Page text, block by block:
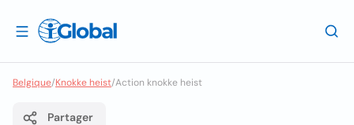
Belgique/Knokke heist/Action knokke heist
Partager